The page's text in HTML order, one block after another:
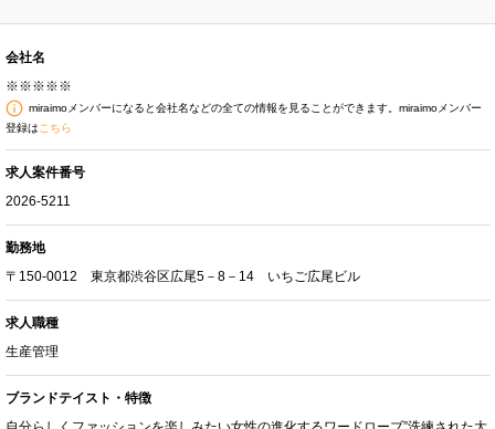
会社名
※※※※※
miraimoメンバーになると会社名などの全ての情報を見ることができます。miraimoメンバー
登録は こちら
求人案件番号
2026-5211
勤務地
〒150-0012 東京都渋谷区広尾5－8－14 いちご広尾ビル
求人職種
生産管理
ブランドテイスト・特徴